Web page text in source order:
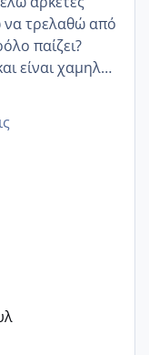
παίζει?
είναι χαμηλή
ήδη μια
τερματιστεί
7